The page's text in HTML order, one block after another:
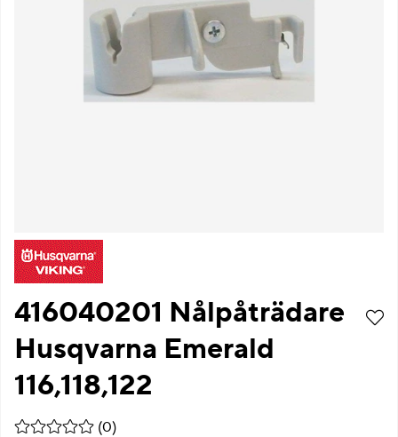
416040201 Nålpåträdare
Husqvarna Emerald
116,118,122
Medelbetyg 0 av 5 Antal betyg 0
(0)